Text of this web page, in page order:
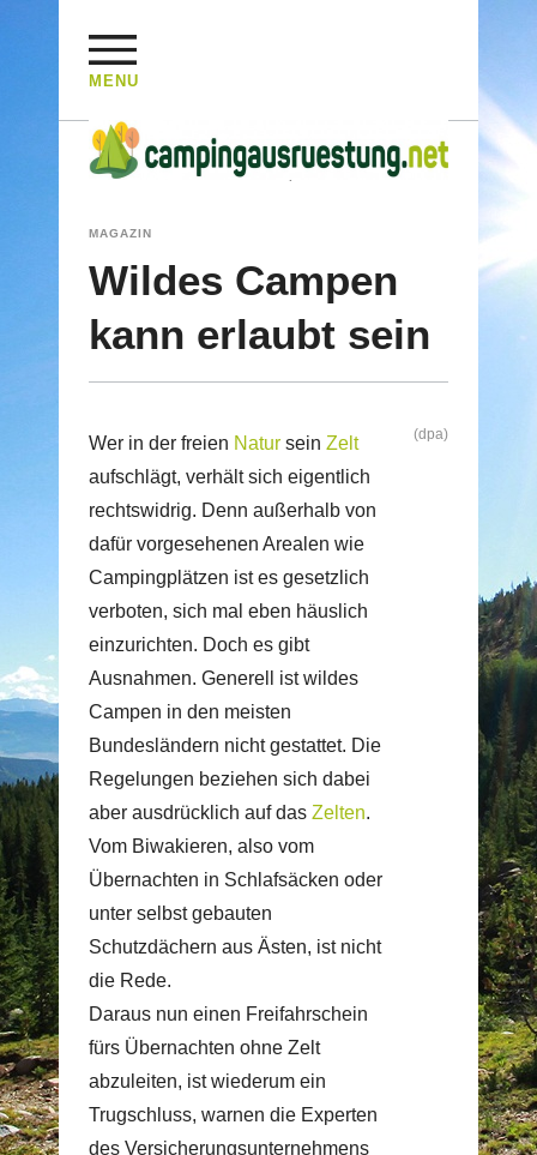
MENU
HOME/ MAGAZIN Wildes Campen kann erlaubt sein
MAGAZIN
Wildes Campen
kann erlaubt sein
Wer in der freien Natur sein Zelt
aufschlägt, verhält sich eigentlich
rechtswidrig. Denn außerhalb von
dafür vorgesehenen Arealen wie
Campingplätzen ist es gesetzlich
verboten, sich mal eben häuslich
einzurichten. Doch es gibt
Ausnahmen. Generell ist wildes
Campen in den meisten
Bundesländern nicht gestattet. Die
Regelungen beziehen sich dabei
aber ausdrücklich auf das Zelten.
Vom Biwakieren, also vom
Übernachten in Schlafsäcken oder
unter selbst gebauten
Schutzdächern aus Ästen, ist nicht
die Rede.
Daraus nun einen Freifahrschein
fürs Übernachten ohne Zelt
abzuleiten, ist wiederum ein
Trugschluss, warnen die Experten
des Versicherungsunternehmens
(dpa)